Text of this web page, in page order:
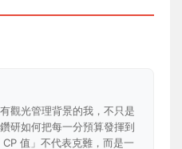
觀光管理背景的我，不只是
研如何把每一分預算發揮到
值」不代表克難，而是一